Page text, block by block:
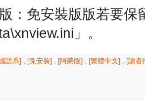
：免安裝版版若要保
」。
語系] [免安裝] [阿榮版] [繁體中文]
[讀者